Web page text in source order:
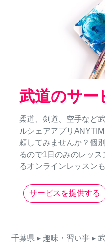
武道のサー
柔道、剣道、空手など
ルシェアアプリ
頼してみませんか？個
るので1日のみのレッ
るオンラインレッスン
サービスを提供する
千葉県 ▸ 趣味・習い事 ▸